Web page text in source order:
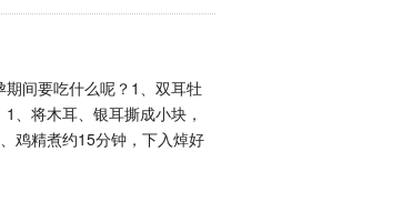
间要吃什么呢？1、双耳牡
、将木耳、银耳撕成小块，
鸡精煮约15分钟，下入焯好